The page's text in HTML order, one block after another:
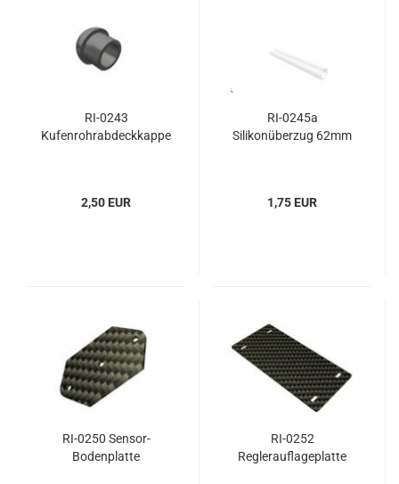
RI-0243
Kufenrohrabdeckkappe
2,50 EUR
RI-0245a
Silikonüberzug 62mm
1,75 EUR
RI-0250 Sensor-
Bodenplatte
RI-0252
Reglerauflageplatte